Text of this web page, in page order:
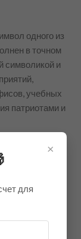
одного из
в точном
символикой и
учебных
патриотами и
70 г/м²
×
для